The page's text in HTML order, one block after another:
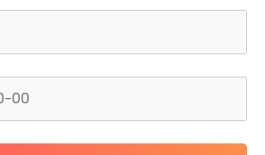
Заказать
капиллярной трубки
400 руб.